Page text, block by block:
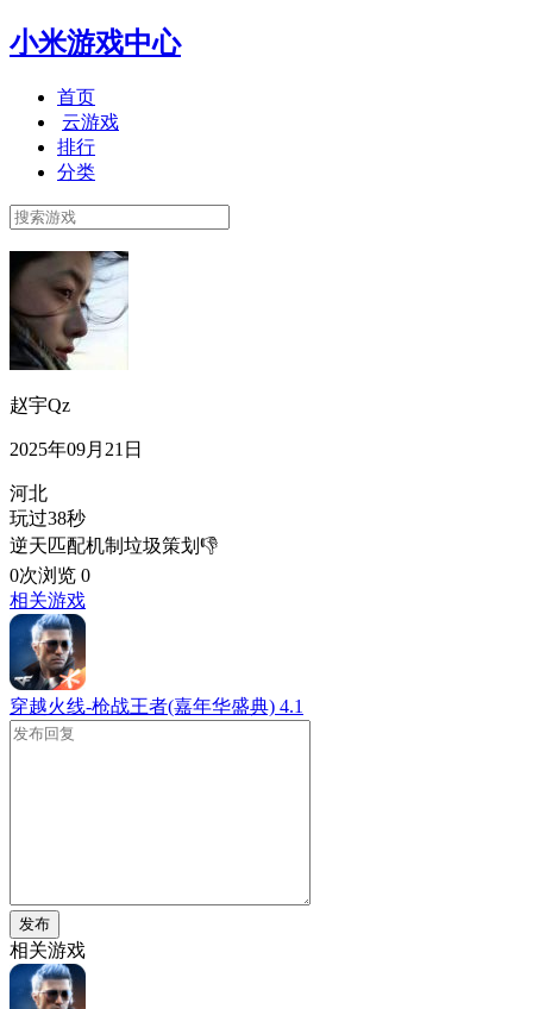
小米游戏中心
首页
云游戏
排行
分类
赵宇Qz
2025年09月21日
河北
玩过38秒
逆天匹配机制垃圾策划👎
0次浏览 0
相关游戏
穿越火线-枪战王者(嘉年华盛典) 4.1
发布
相关游戏